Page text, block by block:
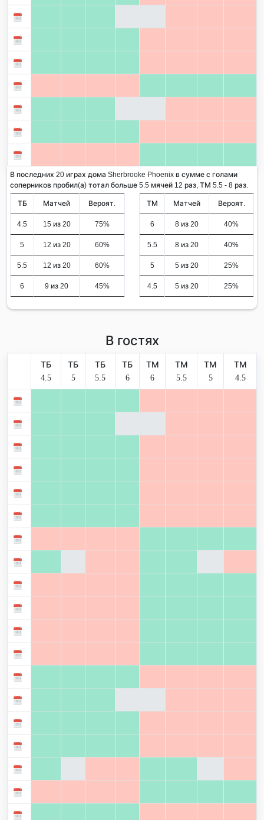
В последних 20 играх дома Sherbrooke Phoenix в сумме с голами
соперников пробил(а) тотал больше 5.5 мячей 12 раз, ТМ 5.5 - 8 раз.
ТБ Матчей Вероят.
4.5 15 из 20 75%
5 12 из 20 60%
5.5 12 из 20 60%
6 9 из 20 45%
ТМ Матчей Вероят.
6 8 из 20 40%
5.5 8 из 20 40%
5 5 из 20 25%
4.5 5 из 20 25%
В гостях
ТБ
4.5
ТБ
5
ТБ
5.5
ТБ
6
ТМ
6
ТМ
5.5
ТМ
5
ТМ
4.5